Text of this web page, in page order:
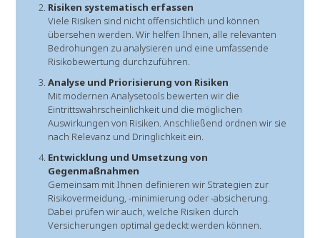
Risiken systematisch erfassen
Viele Risiken sind nicht offensichtlich und können
übersehen werden. Wir helfen Ihnen, alle relevanten
Bedrohungen zu analysieren und eine umfassende
Risikobewertung durchzuführen.
Analyse und Priorisierung von Risiken
Mit modernen Analysetools bewerten wir die
Eintrittswahrscheinlichkeit und die möglichen
Auswirkungen von Risiken. Anschließend ordnen wir sie
nach Relevanz und Dringlichkeit ein.
Entwicklung und Umsetzung von
Gegenmaßnahmen
Gemeinsam mit Ihnen definieren wir Strategien zur
Risikovermeidung, -minimierung oder -absicherung.
Dabei prüfen wir auch, welche Risiken durch
Versicherungen optimal gedeckt werden können.